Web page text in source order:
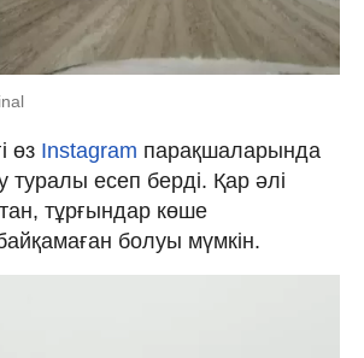
өз Instagram парақшаларында
туралы есеп берді. Қар әлі
тұрғындар көше
болуы мүмкін.